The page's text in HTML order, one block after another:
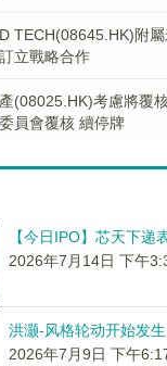
TECH(08645.HK)附
立戰略合作
(08025.HK)考慮將覆
員會覆核 續停牌
【今日IPO】芯天下递
2026年7月14日 下午
洪灏-风格轮动开始发
2026年7月9日 下午